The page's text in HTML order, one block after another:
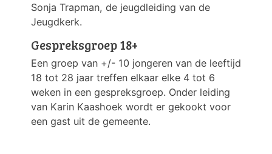
Sonja Trapman, de jeugdleiding van de
Jeugdkerk.
Gespreksgroep 18+
Een groep van +/- 10 jongeren van de leeftijd
18 tot 28 jaar treffen elkaar elke 4 tot 6
weken in een gespreksgroep. Onder leiding
van Karin Kaashoek wordt er gekookt voor
een gast uit de gemeente.